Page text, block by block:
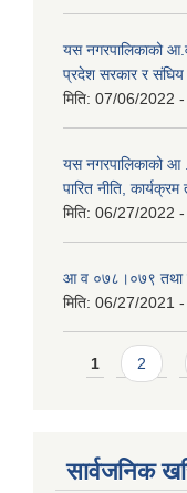
यस नगरपालिकाको
प्रदेश सरकार र संघिय
मिति: 07/06/2022
यस नगरपालिकाको
पारित नीति,
मिति: 06/27/2022
आ‍ व ०७८।०७९ तथा
मिति: 06/27/2021
Pages
1 2
सार्वजनिक